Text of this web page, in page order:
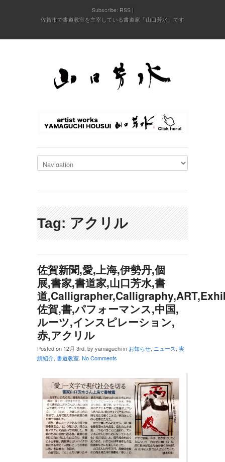
Subscribe: RSS
佐賀市で書道教室を主宰している書道家「山口芳水」です
Tag: アクリル
佐賀新聞,愛,上海,伊勢丹,個
展,書家,書道家,山口芳水,書
道
佐賀,書,パフォーマンス,中国,
ルーツ,インスピレーション,
赤,アクリル
Posted on 12月 3rd, by yamaguchi in お知らせ, ニュース, 実
績紹介, 書道教室. No Comments